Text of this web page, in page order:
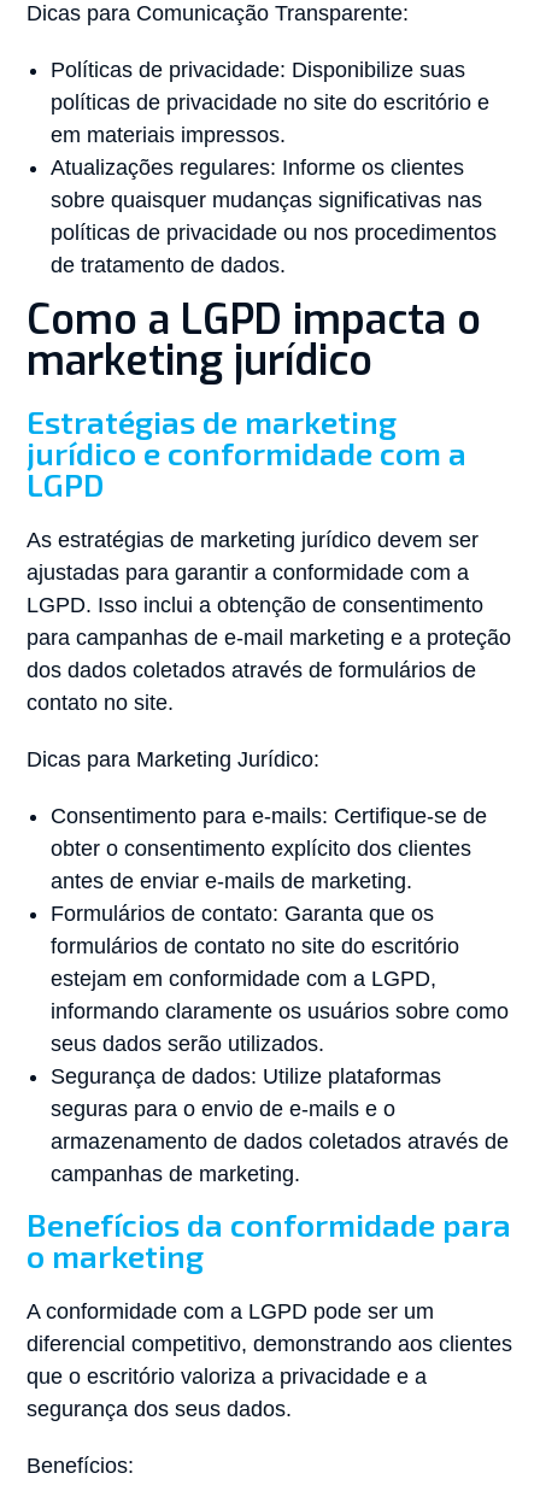
Dicas para Comunicação Transparente:
Políticas de privacidade: Disponibilize suas
políticas de privacidade no site do escritório e
em materiais impressos.
Atualizações regulares: Informe os clientes
sobre quaisquer mudanças significativas nas
políticas de privacidade ou nos procedimentos
de tratamento de dados.
Como a LGPD impacta o
marketing jurídico
Estratégias de marketing
jurídico e conformidade com a
LGPD
As estratégias de marketing jurídico devem ser
ajustadas para garantir a conformidade com a
LGPD. Isso inclui a obtenção de consentimento
para campanhas de e-mail marketing e a proteção
dos dados coletados através de formulários de
contato no site.
Dicas para Marketing Jurídico:
Consentimento para e-mails: Certifique-se de
obter o consentimento explícito dos clientes
antes de enviar e-mails de marketing.
Formulários de contato: Garanta que os
formulários de contato no site do escritório
estejam em conformidade com a LGPD,
informando claramente os usuários sobre como
seus dados serão utilizados.
Segurança de dados: Utilize plataformas
seguras para o envio de e-mails e o
armazenamento de dados coletados através de
campanhas de marketing.
Benefícios da conformidade para
o marketing
A conformidade com a LGPD pode ser um
diferencial competitivo, demonstrando aos clientes
que o escritório valoriza a privacidade e a
segurança dos seus dados.
Benefícios: